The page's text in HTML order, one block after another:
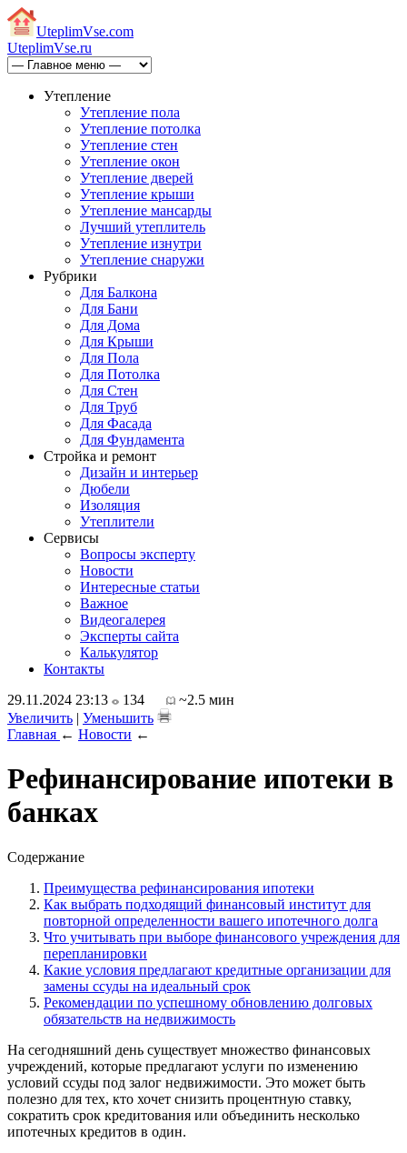
UteplimVse.com
UteplimVse.ru
Утепление
Утепление пола
Утепление потолка
Утепление стен
Утепление окон
Утепление дверей
Утепление крыши
Утепление мансарды
Лучший утеплитель
Утепление изнутри
Утепление снаружи
Рубрики
Для Балкона
Для Бани
Для Дома
Для Крыши
Для Пола
Для Потолка
Для Стен
Для Труб
Для Фасада
Для Фундамента
Стройка и ремонт
Дизайн и интерьер
Дюбели
Изоляция
Утеплители
Сервисы
Вопросы эксперту
Новости
Интересные статьи
Важное
Видеогалерея
Эксперты сайта
Калькулятор
Контакты
29.11.2024 23:13
134
~2.5 мин
Увеличить | Уменьшить
Главная ← Новости ←
Рефинансирование ипотеки в
банках
Содержание
Преимущества рефинансирования ипотеки
Как выбрать подходящий финансовый институт для
повторной определенности вашего ипотечного долга
Что учитывать при выборе финансового учреждения для
перепланировки
Какие условия предлагают кредитные организации для
замены ссуды на идеальный срок
Рекомендации по успешному обновлению долговых
обязательств на недвижимость
На сегодняшний день существует множество финансовых
учреждений, которые предлагают услуги по изменению
условий ссуды под залог недвижимости. Это может быть
полезно для тех, кто хочет снизить процентную ставку,
сократить срок кредитования или объединить несколько
ипотечных кредитов в один.